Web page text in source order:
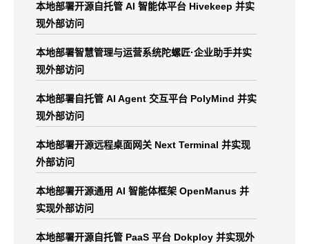
本地部署开源自托管 AI 智能体平台 Hivekeep 并实
现外部访问
本地部署智慧管理与运营系统陀螺匠·企业助手并实
现外部访问
本地部署自托管 AI Agent 交互平台 PolyMind 并实
现外部访问
本地部署开源远程桌面网关 Next Terminal 并实现
外部访问
本地部署开源通用 AI 智能体框架 OpenManus 并
实现外部访问
本地部署开源自托管 PaaS 平台 Dokploy 并实现外